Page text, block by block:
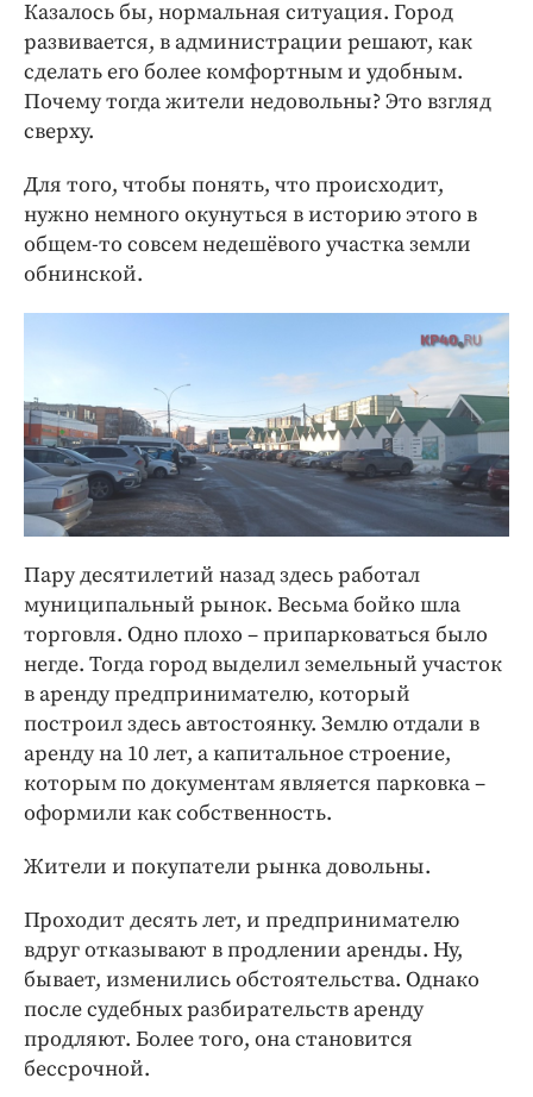
Казалось бы, нормальная ситуация. Город
развивается, в администрации решают, как
сделать его более комфортным и удобным.
Почему тогда жители недовольны? Это взгляд
сверху.
Для того, чтобы понять, что происходит,
нужно немного окунуться в историю этого в
общем-то совсем недешёвого участка земли
обнинской.
Пару десятилетий назад здесь работал
муниципальный рынок. Весьма бойко шла
торговля. Одно плохо – припарковаться было
негде. Тогда город выделил земельный участок
в аренду предпринимателю, который
построил здесь автостоянку. Землю отдали в
аренду на 10 лет, а капитальное строение,
которым по документам является парковка –
оформили как собственность.
Жители и покупатели рынка довольны.
Проходит десять лет, и предпринимателю
вдруг отказывают в продлении аренды. Ну,
бывает, изменились обстоятельства. Однако
после судебных разбирательств аренду
продляют. Более того, она становится
бессрочной.